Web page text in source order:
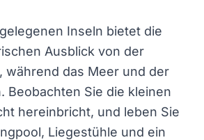
Inseln bietet die
Ausblick von der
während das Meer und der
Beobachten Sie die kleinen
hereinbricht, und leben Sie
Liegestühle und ein